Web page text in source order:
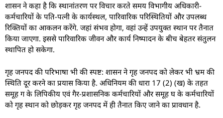
शासन ने कहा है कि स्थानांतरण पर विचार करते समय विभागीय अधिकारी-
कर्मचारियों के पति-पत्नी के कार्यस्थल, पारिवारिक परिस्थितियों और उपलब्ध
रिक्तियों का आकलन करेंगे. जहां संभव होगा, वहां उन्हें उपयुक्त स्थान पर तैनात
किया जाएगा. इससे पारिवारिक जीवन और कार्य निष्पादन के बीच बेहतर संतुलन
स्थापित हो सकेगा.
गृह जनपद की परिभाषा भी की स्पष्ट: शासन ने गृह जनपद को लेकर भी भ्रम की
स्थिति दूर करने का प्रयास किया है. अधिनियम की धारा 17 (2) (ख) के तहत
समूह ग के लिपिकीय एवं गैर-प्रशासनिक कर्मचारियों और समूह घ के कर्मचारियों
को गृह स्थान को छोड़कर गृह जनपद में ही तैनात किए जाने का प्रावधान है.